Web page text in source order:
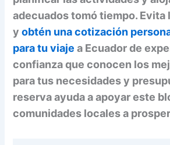
adecuados tomó tiempo. Evita
yobtén una cotización
para tu viaje a Ecuador de
confianza que conocen los
para tus necesidades y
reserva ayuda a apoyar este
comunidades locales a